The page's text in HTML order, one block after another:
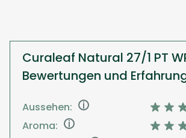
Curaleaf Natural 27/1 PT
Bewertungen und
Aussehen: i
Aroma: i